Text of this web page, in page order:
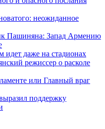
неожиданное
Пашиняна: Запад Армению
даже на стадионах
режиссер о расколе
или Главный враг
поддержку